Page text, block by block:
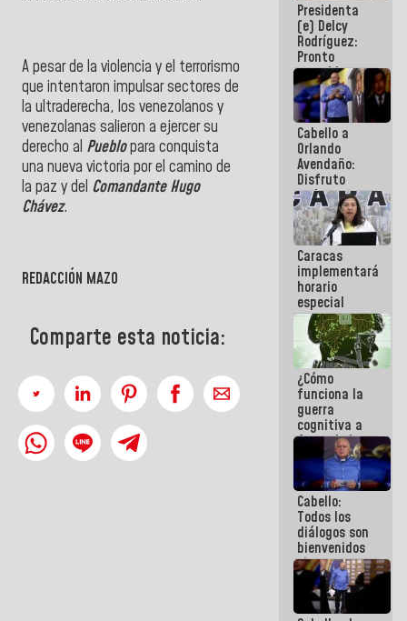
A pesar de la violencia y el terrorismo
que intentaron impulsar sectores de
la ultraderecha, los venezolanos y
venezolanas salieron a ejercer su
derecho al Pueblopara conquista
una nueva victoria por el camino de
la paz y del Comandante Hugo
Chávez.
REDACCIÓN MAZO
Comparte esta noticia:
Presidenta
(e) Delcy
Rodríguez:
Pronto
restableceremos
las
operaciones
en el
Aeropuerto
Internacional
de
Maiquetía
Cabello a
Orlando
Avendaño:
Disfruto
cada vez
que escribes
porque lo
que haces
es
embarrarla
Caracas
implementará
horario
especial
para
adaptarse
al plan de
ahorro
energético
¿Cómo
funciona la
guerra
cognitiva a
favor de la
narrativa
hegemónica?
(1)
Cabello:
Todos los
diálogos son
bienvenidos
siempre que
estén en el
marco de la
Constitución